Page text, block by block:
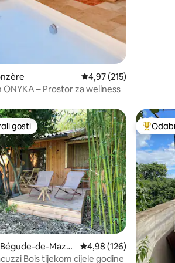
Prosječna ocjena: 4,97/
4,97 (215)
– Prostor za wellness
rangiranima s oznakom „Odabrali gosti”
gosti
Bégude-de-Maze
Prosječna ocjena:
4,98 (126)
Bois tijekom cijele godine
Među